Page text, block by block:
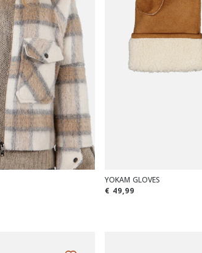
YOKAM GLOVES
€ 49,99